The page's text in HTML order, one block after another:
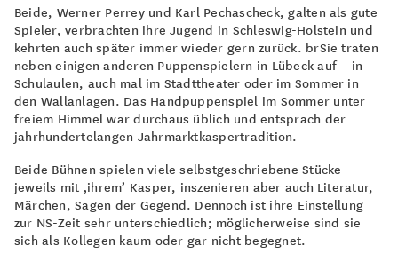
Beide, Werner Perrey und Karl Pechascheck, galten als gute
Spieler, verbrachten ihre Jugend in Schleswig-Holstein und
kehrten auch später immer wieder gern zurück. brSie traten
neben einigen anderen Puppenspielern in Lübeck auf – in
Schulaulen, auch mal im Stadttheater oder im Sommer in
den Wallanlagen. Das Handpuppenspiel im Sommer unter
freiem Himmel war durchaus üblich und entsprach der
jahrhundertelangen Jahrmarktkaspertradition.
Beide Bühnen spielen viele selbstgeschriebene Stücke
jeweils mit ‚ihrem’ Kasper, inszenieren aber auch Literatur,
Märchen, Sagen der Gegend. Dennoch ist ihre Einstellung
zur NS-Zeit sehr unterschiedlich; möglicherweise sind sie
sich als Kollegen kaum oder gar nicht begegnet.